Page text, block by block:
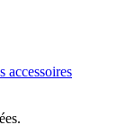
accessoires